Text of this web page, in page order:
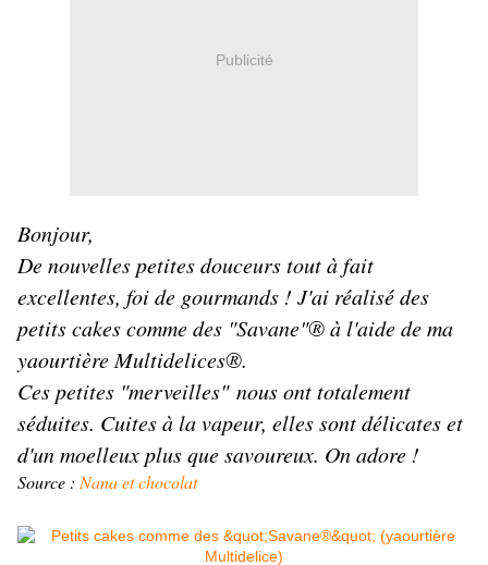
Publicité
Bonjour,
De nouvelles petites douceurs tout à fait
excellentes, foi de gourmands ! J'ai réalisé des
petits cakes comme des "Savane"® à l'aide de ma
yaourtière Multidelices®.
Ces petites "merveilles" nous ont totalement
séduites. Cuites à la vapeur, elles sont délicates et
d'un moelleux plus que savoureux. On adore !
Source : Nana et chocolat